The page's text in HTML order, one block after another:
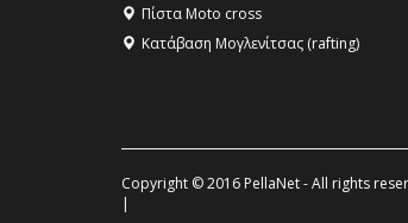
Πίστα Moto cross
Κατάβαση Μογλενίτσας (rafting)
Copyright © 2016 PellaNet - All rights
|